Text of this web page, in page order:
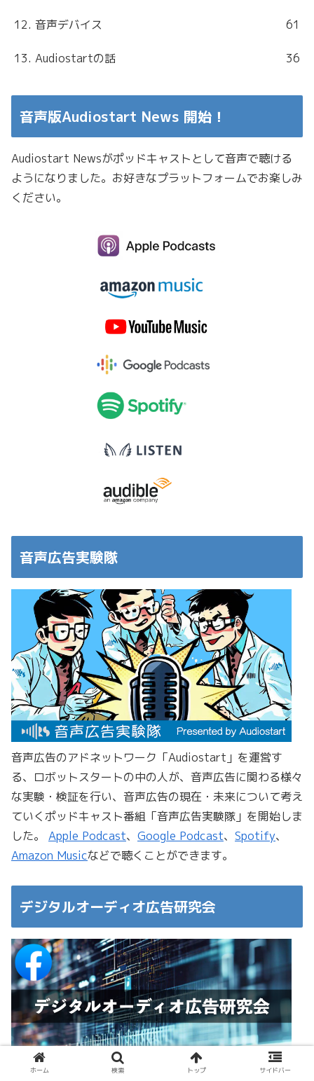
12. 音声デバイス 61
13. Audiostartの話 36
音声版Audiostart News 開始！
Audiostart Newsがポッドキャストとして音声で聴ける
ようになりました。お好きなプラットフォームでお楽しみ
ください。
音声広告実験隊
音声広告のアドネットワーク「Audiostart」を運営す
る、ロボットスタートの中の人が、音声広告に関わる様々
な実験・検証を行い、音声広告の現在・未来について考え
ていくポッドキャスト番組「音声広告実験隊」を開始しま
した。 Apple Podcast、 Google Podcast、 Spotify、
Amazon Musicなどで聴くことができます。
デジタルオーディオ広告研究会
ホーム 検索 トップ サイドバー